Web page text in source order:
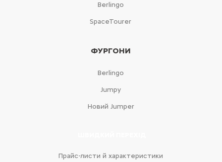
Berlingo
SpaceTourer
ФУРГОНИ
Berlingo
Jumpy
Новий Jumper
Прайс-листи й характеристики